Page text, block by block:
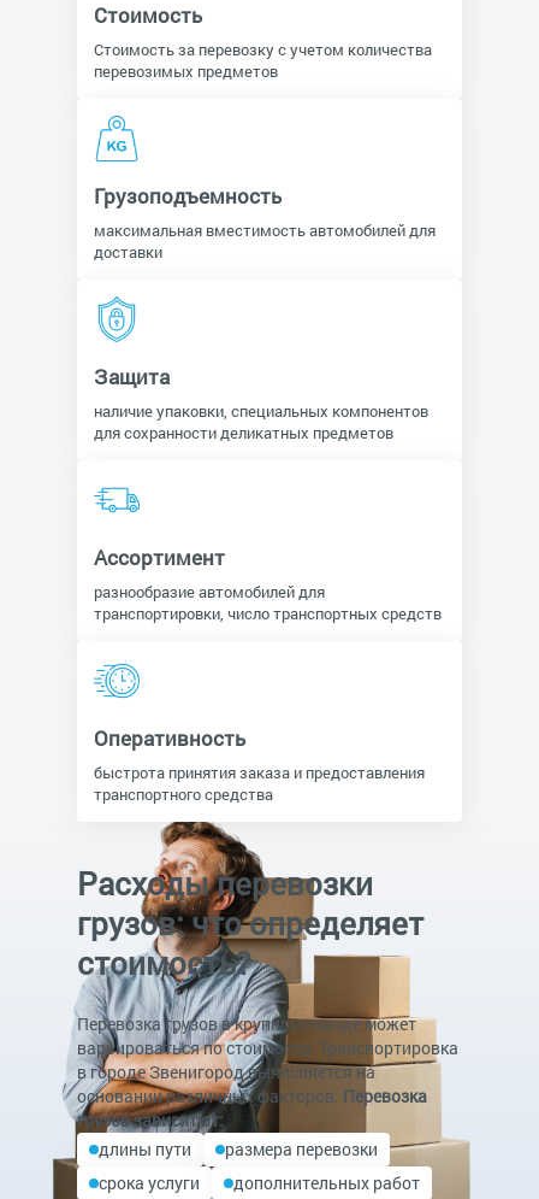
Стоимость
Стоимость за перевозку с учетом количества
перевозимых предметов
Грузоподъемность
максимальная вместимость автомобилей для
доставки
Защита
наличие упаковки, специальных компонентов
для сохранности деликатных предметов
Ассортимент
разнообразие автомобилей для
транспортировки, число транспортных средств
Оперативность
быстрота принятия заказа и предоставления
транспортного средства
Расходы перевозки
грузов: что определяет
стоимость?
Перевозка грузов в крупном городе может
варьироваться по стоимости. Транспортировка
в городе Звенигород вычисляется на
основании различных факторов. Перевозка
грузов зависит от:
длины пути
размера перевозки
срока услуги
дополнительных работ